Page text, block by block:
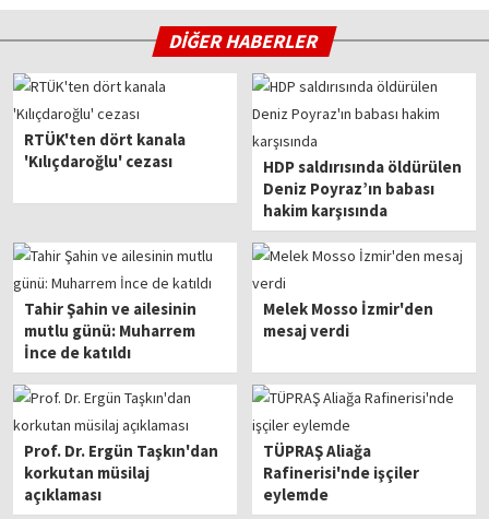
DİĞER HABERLER
RTÜK'ten dört kanala
'Kılıçdaroğlu' cezası
HDP saldırısında öldürülen
Deniz Poyraz’ın babası
hakim karşısında
Tahir Şahin ve ailesinin
mutlu günü: Muharrem
İnce de katıldı
Melek Mosso İzmir'den
mesaj verdi
Prof. Dr. Ergün Taşkın'dan
korkutan müsilaj
açıklaması
TÜPRAŞ Aliağa
Rafinerisi'nde işçiler
eylemde